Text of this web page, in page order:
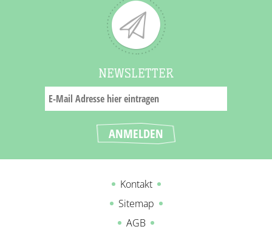
NEWSLETTER
Kontakt
Sitemap
AGB